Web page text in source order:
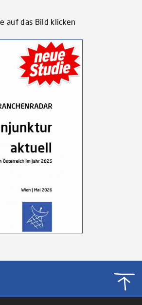
auf das Bild klicken